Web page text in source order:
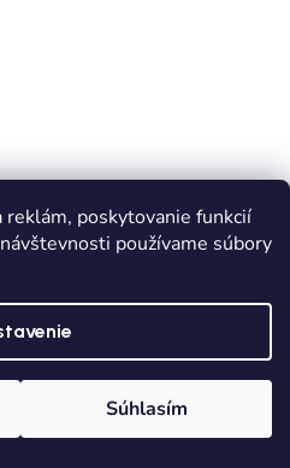
reklám, poskytovanie funkcií
používame súbory
Súhlasím
MAYORAL - Modrá